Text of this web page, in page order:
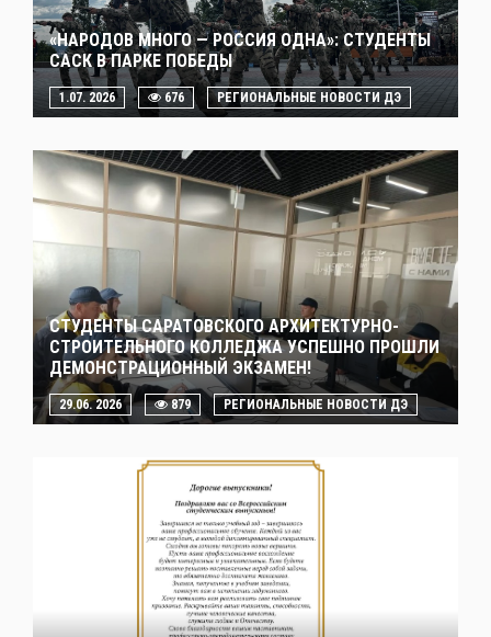
«НАРОДОВ МНОГО — РОССИЯ ОДНА»: СТУДЕНТЫ
САСК В ПАРКЕ ПОБЕДЫ
1.07. 2026 676 РЕГИОНАЛЬНЫЕ НОВОСТИ ДЭ
СТУДЕНТЫ САРАТОВСКОГО АРХИТЕКТУРНО-
СТРОИТЕЛЬНОГО КОЛЛЕДЖА УСПЕШНО ПРОШЛИ
ДЕМОНСТРАЦИОННЫЙ ЭКЗАМЕН!
29.06. 2026 879 РЕГИОНАЛЬНЫЕ НОВОСТИ ДЭ